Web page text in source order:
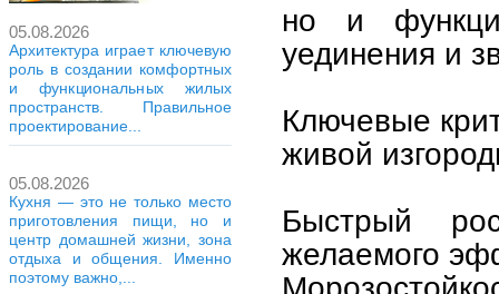
05.08.2026
Архитектура играет ключевую
роль в создании комфортных
и функциональных жилых
пространств. Правильное
проектирование...
05.08.2026
Кухня — это не только место
приготовления пищи, но и
центр домашней жизни, зона
отдыха и общения. Именно
поэтому важно,...
но и
уединения и
Ключевые
живой
Быстрый
желаемого